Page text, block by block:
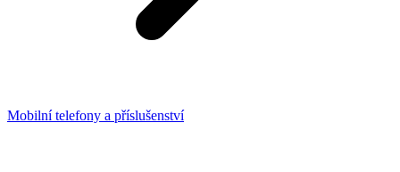
Mobilní telefony a příslušenství